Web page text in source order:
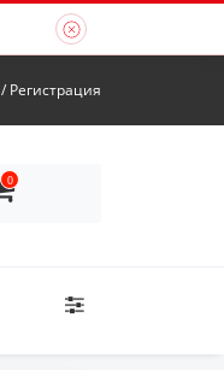
/ Регистрация
0